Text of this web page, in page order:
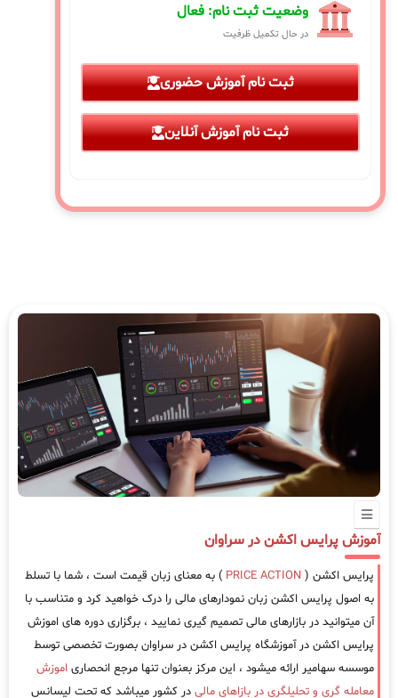
وضعیت ثبت نام: فعال
در حال تکمیل ظرفیت
ثبت نام آموزش حضوری
ثبت نام آموزش آنلاین
آموزش پرایس اکشن در سراوان
پرایس اکشن ( PRICE ACTION ) به معنای زبان قیمت است ، شما با تسلط
به اصول پرایس اکشن زبان نمودارهای مالی را درک خواهید کرد و متناسب با
آن میتوانید در بازارهای مالی تصمیم گیری نمایید ، برگزاری دوره های اموزش
پرایس اکشن در آموزشگاه پرایس اکشن در سراوان بصورت تخصصی توسط
موسسه سهامیر ارائه میشود ، این مرکز بعنوان تنها مرجع انحصاری اموزش
معامله گری و تحلیلگری در بازاهای مالی در کشور میباشد که تحت لیسانس